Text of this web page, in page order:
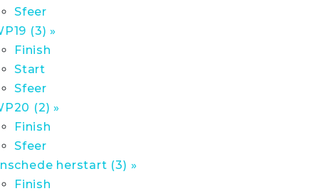
Sfeer
(3) »
Finish
Start
Sfeer
(2) »
Finish
Sfeer
herstart (3) »
Finish